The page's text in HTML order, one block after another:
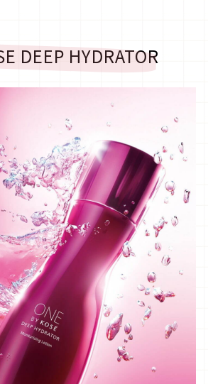
DEEP HYDRATOR